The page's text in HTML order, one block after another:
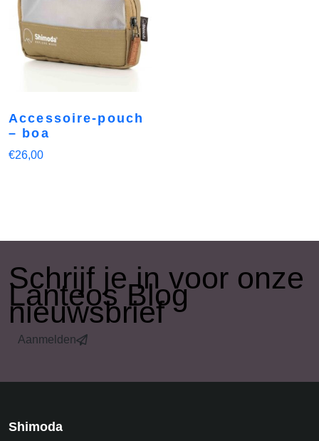
Accessoire-pouch
– boa
€26,00
​Schrijf je in voor onze
Lanteos Blog
nieuwsbrief
Aanmelden
Shimoda